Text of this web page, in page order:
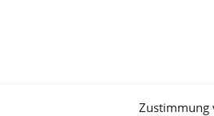
Zustimmung